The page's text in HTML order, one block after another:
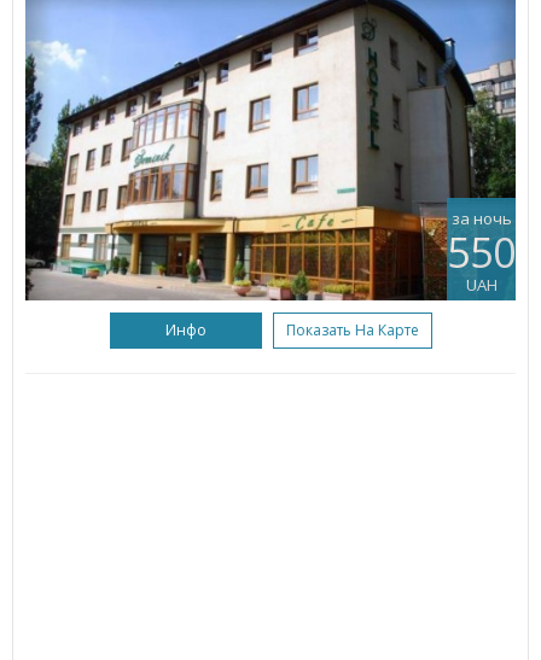
за ночь
550
UAH
Инфо Показать На Карте